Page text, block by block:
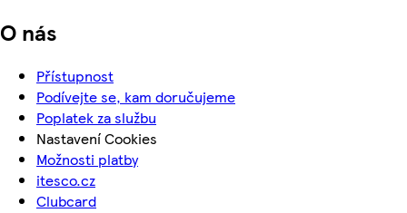
O nás
Přístupnost
Podívejte se, kam doručujeme
Poplatek za službu
Nastavení Cookies
Možnosti platby
itesco.cz
Clubcard